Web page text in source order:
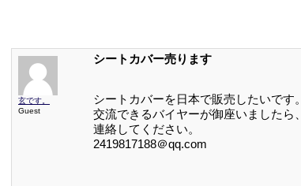
玄です。
Guest
シートカバー売ります
シートカバーを日本で販売したいです。
交流できるバイヤーが御座いましたら、
連絡してください。
2419817188＠qq.com